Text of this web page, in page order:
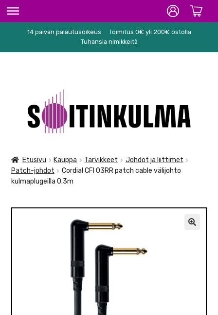
ETUSIVU
KARAOKE
NUOTIT
TARVIKKEET
14 päivän palautusoikeus
Toimitus 0€ yli 200€ ostolla
Tuhansia nimikkeitä
navigointiin
sisältöön
Etusivu Kauppa Tarvikkeet
Johdot ja liittimet
Patch-johdot
Cordial CFI 03RR patch cable välijohto
kulmaplugeilla 0.3m